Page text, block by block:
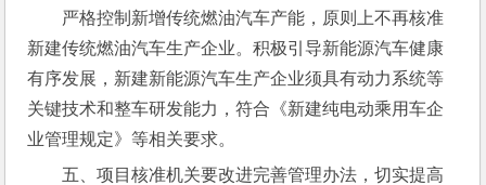
严格控制新增传统燃油汽车产能，原则上不再核准
新建传统燃油汽车生产企业。积极引导新能源汽车健康
有序发展，新建新能源汽车生产企业须具有动力系统等
关键技术和整车研发能力，符合《新建纯电动乘用车企
业管理规定》等相关要求。
五、项目核准机关要改进完善管理办法，切实提高